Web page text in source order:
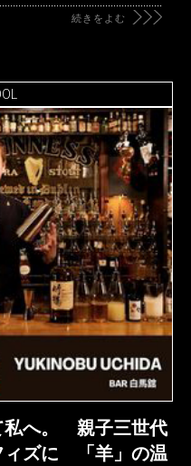
続きをよむ
私へ。 親子三世代
ィズに 「羊」の温